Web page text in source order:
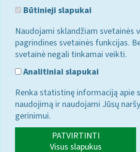
Būtinieji slapukai
Naudojami sklandžiam svetainės
pagrindines svetainės funkcijas.
svetainė negali tinkamai veikti.
Analitiniai slapukai
Renka statistinę informaciją apie
naudojimą ir naudojami Jūsų
gerinimui.
PATVIRTINTI
Visus slapukus